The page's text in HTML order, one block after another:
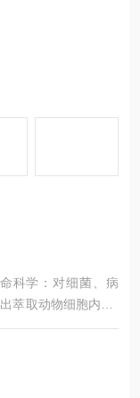
科学：对细菌、病
萃取动物细胞内DN
疫沉淀技术，例如细
乳化、破碎、提取
，加速化学反应。